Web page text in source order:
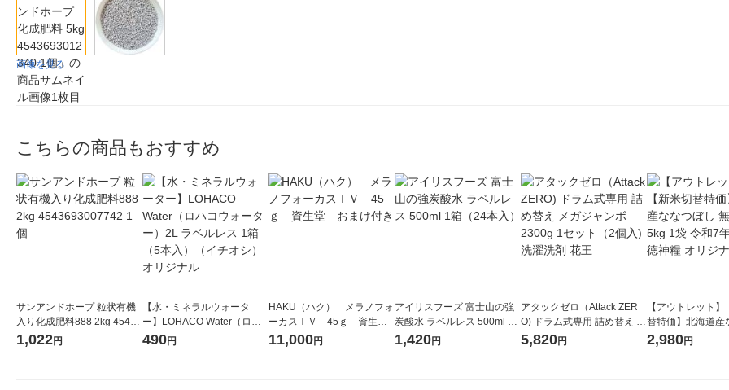
画像を見る
こちらの商品もおすすめ
サンアンドホープ 粒状有機
入り化成肥料888 2kg 45436
93007742 1個
1,022円
【水・ミネラルウォータ
ー】LOHACO Water（ロハ
コウォーター）2L ラベルレ
490円
HAKU（ハク） メラノフォ
ーカスＩＶ 45ｇ 資生
堂 おまけ付き
11,000円
アイリスフーズ 富士山の強
炭酸水 ラベルレス 500ml 1
箱（24本入）
1,420円
アタックゼロ（Attack ZER
O) ドラム式専用 詰め替え メ
ガジャンボ 2300g 1セット
5,820円
【アウトレット】
替特価】北海道産
し 無洗米 5kg 1袋
2,980円